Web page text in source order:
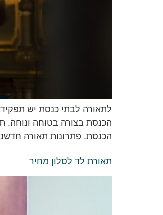
לתאורה לבתי כנסת יש
הכנסת בצורה בטוחה ונוחה.
הכנסת. פתרונות תאורה
תאורת לד לסלון מחיר